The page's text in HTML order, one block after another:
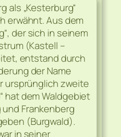
als „Kesterburg“
erwähnt. Aus dem
der sich in seinem
(Kastell –
entstand durch
der Name
ursprünglich zweite
hat dem Waldgebiet
Frankenberg
(Burgwald).
in seiner